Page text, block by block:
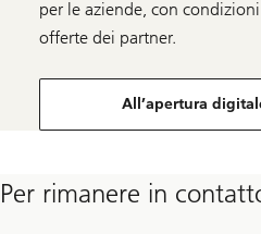
per le aziende, con
offerte dei partner.
All’apertura
Per rimanere in